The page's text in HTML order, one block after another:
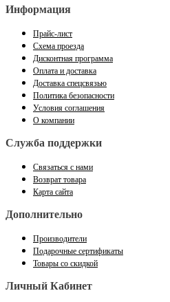
Информация
Прайс-лист
Схема проезда
Дисконтная программа
Оплата и доставка
Доставка спецсвязью
Политика безопасности
Условия соглашения
О компании
Служба поддержки
Связаться с нами
Возврат товара
Карта сайта
Дополнительно
Производители
Подарочные сертификаты
Товары со скидкой
Личный Кабинет